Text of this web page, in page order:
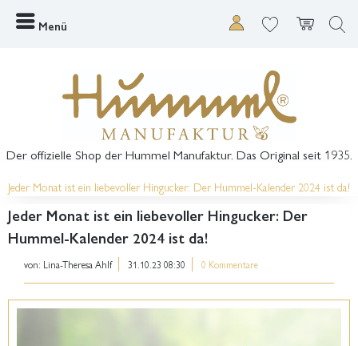
Menü
Der offizielle Shop der Hummel Manufaktur. Das Original seit 1935.
Jeder Monat ist ein liebevoller Hingucker: Der Hummel-Kalender 2024 ist da!
Jeder Monat ist ein liebevoller Hingucker: Der
Hummel-Kalender 2024 ist da!
von: Lina-Theresa Ahlf 31.10.23 08:30 0 Kommentare